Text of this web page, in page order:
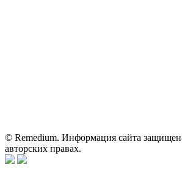
© Remedium. Информация сайта
авторских правах.